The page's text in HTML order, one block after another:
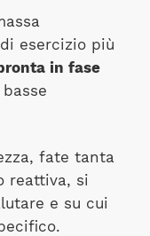
esercizio più
in fase
fate tanta
reattiva, si
e su cui